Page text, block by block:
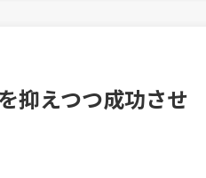
抑えつつ成功させ